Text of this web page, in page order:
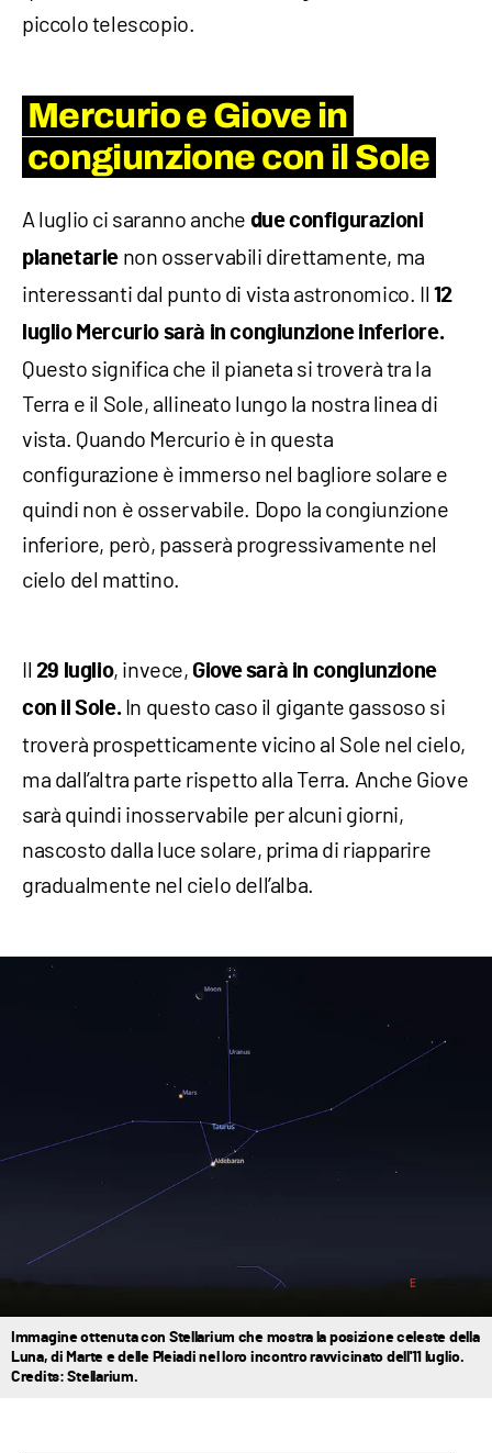
piccolo telescopio.
Mercurio e Giove in
congiunzione con il Sole
A luglio ci saranno anche due configurazioni
planetarie non osservabili direttamente, ma
interessanti dal punto di vista astronomico. Il 12
luglio Mercurio sarà in congiunzione inferiore.
Questo significa che il pianeta si troverà tra la
Terra e il Sole, allineato lungo la nostra linea di
vista. Quando Mercurio è in questa
configurazione è immerso nel bagliore solare e
quindi non è osservabile. Dopo la congiunzione
inferiore, però, passerà progressivamente nel
cielo del mattino.
Il 29 luglio, invece, Giove sarà in congiunzione
con il Sole. In questo caso il gigante gassoso si
troverà prospetticamente vicino al Sole nel cielo,
ma dall’altra parte rispetto alla Terra. Anche Giove
sarà quindi inosservabile per alcuni giorni,
nascosto dalla luce solare, prima di riapparire
gradualmente nel cielo dell’alba.
Immagine ottenuta con Stellarium che mostra la posizione celeste della
Luna, di Marte e delle Pleiadi nel loro incontro ravvicinato dell'11 luglio.
Credits: Stellarium.